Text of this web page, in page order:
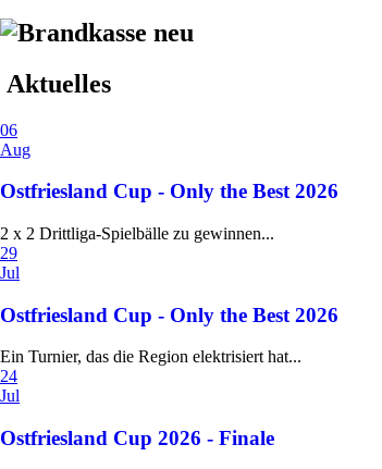
Aktuelles
06
Aug
Ostfriesland Cup - Only the Best 2026
2 x 2 Drittliga-Spielbälle zu gewinnen...
29
Jul
Ostfriesland Cup - Only the Best 2026
Ein Turnier, das die Region elektrisiert hat...
24
Jul
Ostfriesland Cup 2026 - Finale